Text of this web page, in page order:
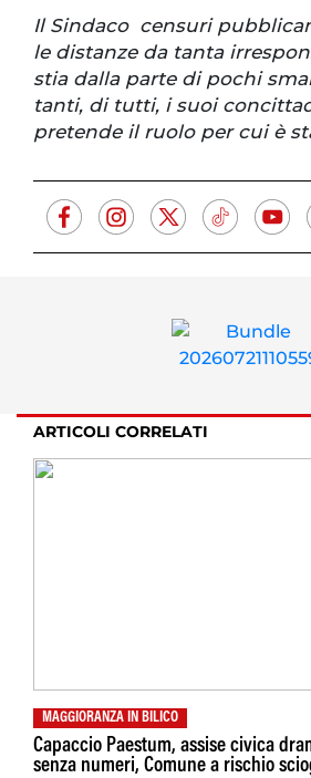
Il Sindaco censuri
le distanze da tanta
stia dalla parte di pochi
tanti, di tutti, i suoi
pretende il ruolo per cui è
ARTICOLI CORRELATI
MAGGIORANZA IN BILICO
Capaccio Paestum, assise civica
senza numeri, Comune a rischio